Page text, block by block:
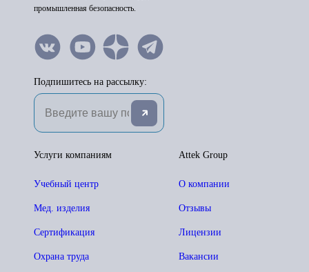
промышленная безопасность.
Подпишитесь на рассылку:
Attek Group
О компании
Отзывы
Лицензии
Вакансии
Услуги компаниям
Учебный центр
Мед. изделия
Сертификация
Охрана труда